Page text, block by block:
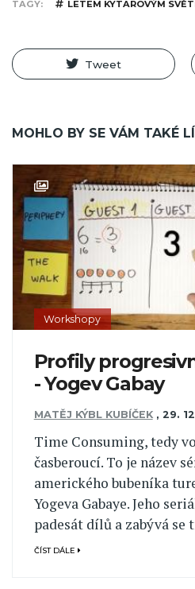
TAGY LETEM KYTAROVÝM
Tweet
MOHLO BY SE VÁM TAKÉ
Workshopy
Profily
- Yogev Gabay
MATĚJ KÝBL KUBÍČEK , 29.
Time Consuming, tedy
časberoucí. To je název
amerického bubeníka
Yogeva Gabaye. Jeho
padesát dílů a zabývá se
ČÍST DÁLE